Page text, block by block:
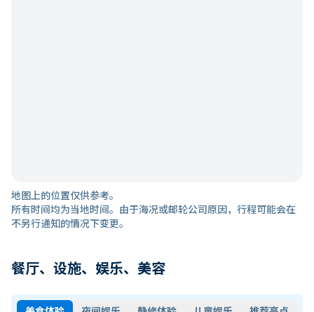
地图上的位置仅供参考。
所有时间均为当地时间。由于海况或邮轮公司原因，行程可能会在
不另行通知的情况下变更。
餐厅、设施、娱乐、美容